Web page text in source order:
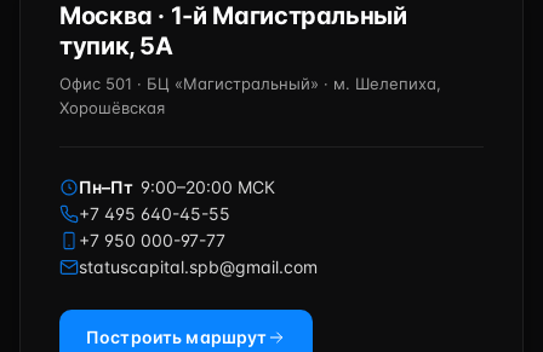
Москва · 1-й Магистральный
тупик, 5А
Офис 501 · БЦ «Магистральный» · м. Шелепиха,
Хорошёвская
Пн–Пт 9:00–20:00 МСК
+7 495 640-45-55
+7 950 000-97-77
statuscapital.spb@gmail.com
Построить маршрут